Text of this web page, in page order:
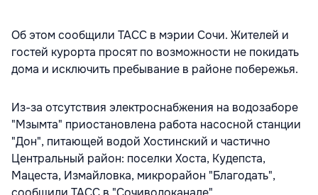
Об этом сообщили ТАСС в мэрии Сочи. Жителей и
гостей курорта просят по возможности не покидать
дома и исключить пребывание в районе побережья.
Из-за отсутствия электроснабжения на водозаборе
"Мзымта" приостановлена работа насосной станции
"Дон", питающей водой Хостинский и частично
Центральный район: поселки Хоста, Кудепста,
Мацеста, Измайловка, микрорайон "Благодать",